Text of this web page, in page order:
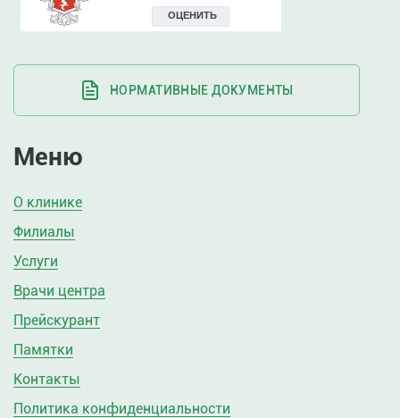
НОРМАТИВНЫЕ ДОКУМЕНТЫ
Меню
О клинике
Филиалы
Услуги
Врачи центра
Прейскурант
Памятки
Контакты
Политика конфиденциальности